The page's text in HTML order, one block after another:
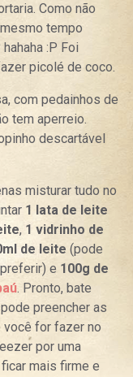
Como não
tempo
:P Foi
picolé de coco.
com pedainhos de
tem aperreio.
descartável
misturar tudo no
1 lata de leite
, 1 vidrinho de
de leite (pode
e 100g de
. Pronto, bate
preencher as
você for fazer no
por uma
mais firme e